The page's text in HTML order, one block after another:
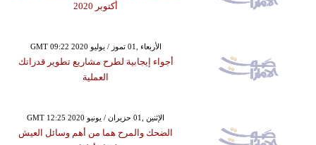
أكتوبر 2020
GMT 09:22 2020 الأربعاء ,01 تموز / يوليو
أجواء إيجابية لطرح مشاريع تطوير قدراتك
العملية
GMT 12:25 2020 الإثنين ,01 حزيران / يونيو
الضحك والمرح هما من أهم وسائل العيش